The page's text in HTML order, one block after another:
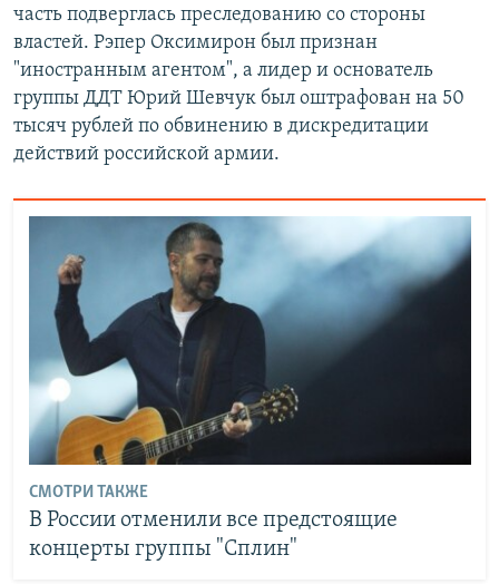
часть подверглась преследованию со стороны
властей. Рэпер Оксимирон был признан
"иностранным агентом", а лидер и основатель
группы ДДТ Юрий Шевчук был оштрафован на 50
тысяч рублей по обвинению в дискредитации
действий российской армии.
СМОТРИ ТАКЖЕ
В России отменили все предстоящие
концерты группы "Сплин"